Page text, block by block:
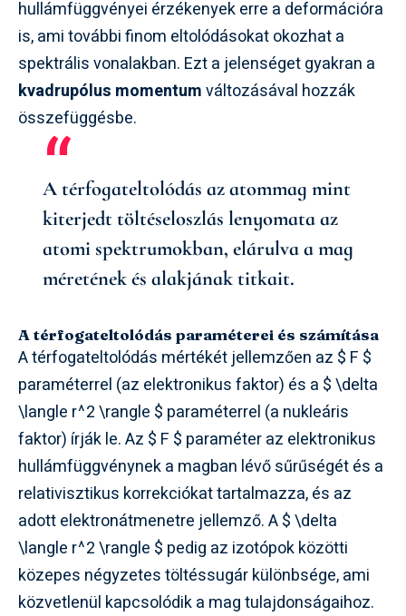
hullámfüggvényei érzékenyek erre a deformációra
is, ami további finom eltolódásokat okozhat a
spektrális vonalakban. Ezt a jelenséget gyakran a
kvadrupólus momentumváltozásával hozzák
összefüggésbe.
A térfogateltolódás az atommag mint
kiterjedt töltéseloszlás lenyomata az
atomi spektrumokban, elárulva a mag
méretének és alakjának titkait.
A térfogateltolódás paraméterei és számítása
A térfogateltolódás mértékét jellemzően az $ F $
paraméterrel (az elektronikus faktor) és a $ \delta
\langle r^2 \rangle $ paraméterrel (a nukleáris
faktor) írják le. Az $ F $ paraméter az elektronikus
hullámfüggvénynek a magban lévő sűrűségét és a
relativisztikus korrekciókat tartalmazza, és az
adott elektronátmenetre jellemző. A $ \delta
\langle r^2 \rangle $ pedig az izotópok közötti
közepes négyzetes töltéssugár különbsége, ami
közvetlenül kapcsolódik a mag tulajdonságaihoz.